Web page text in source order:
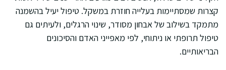
קצרות שמסתיימות בעלייה חוזרת במשקל. טיפול יעיל בהשמנה
מתמקד בשילוב של אבחון מסודר, שינוי הרגלים, ולעיתים גם
טיפול תרופתי או ניתוחי, לפי מאפייני האדם והסיכונים
הבריאותיים.